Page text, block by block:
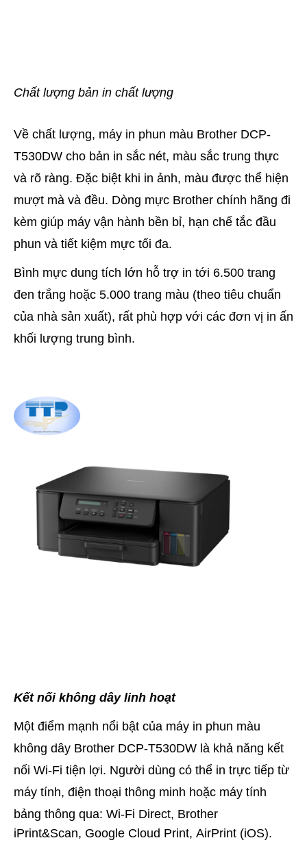
Chất lượng bản in chất lượng
Về chất lượng, máy in phun màu Brother DCP-
T530DW cho bản in sắc nét, màu sắc trung thực
và rõ ràng. Đặc biệt khi in ảnh, màu được thể hiện
mượt mà và đều. Dòng mực Brother chính hãng đi
kèm giúp máy vận hành bền bỉ, hạn chế tắc đầu
phun và tiết kiệm mực tối đa.
Bình mực dung tích lớn hỗ trợ in tới 6.500 trang
đen trắng hoặc 5.000 trang màu (theo tiêu chuẩn
của nhà sản xuất), rất phù hợp với các đơn vị in ấn
khối lượng trung bình.
Kết nối không dây linh hoạt
Một điểm mạnh nổi bật của máy in phun màu
không dây Brother DCP-T530DW là khả năng kết
nối Wi-Fi tiện lợi. Người dùng có thể in trực tiếp từ
máy tính, điện thoại thông minh hoặc máy tính
bảng thông qua: Wi-Fi Direct, Brother
iPrint&Scan, Google Cloud Print, AirPrint (iOS).